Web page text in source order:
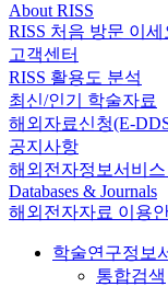
About RISS
RISS 처음 방문 이세
고객센터
RISS 활용도 분석
최신/인기 학술자료
해외자료신청(E-
공지사항
해외전자정보서비스
Databases & Journals
해외전자자료 이용
학술연구정보
통합검색